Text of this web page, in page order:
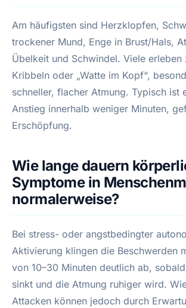
Am häufigsten sind Herzklopfen,
trockener Mund, Enge in Brust/Hals,
Übelkeit und Schwindel. Viele erleben
Kribbeln oder „Watte im Kopf“,
schneller, flacher Atmung. Typisch ist
Anstieg innerhalb weniger Minuten,
Erschöpfung.
Wie lange dauern
Symptome in
normalerweise?
Bei stress- oder angstbedingter
Aktivierung klingen die Beschwerden
von 10–30 Minuten deutlich ab,
sinkt und die Atmung ruhiger wird.
Attacken können jedoch durch